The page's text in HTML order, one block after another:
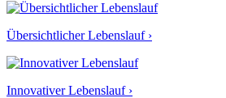
Übersichtlicher Lebenslauf ›
Innovativer Lebenslauf ›